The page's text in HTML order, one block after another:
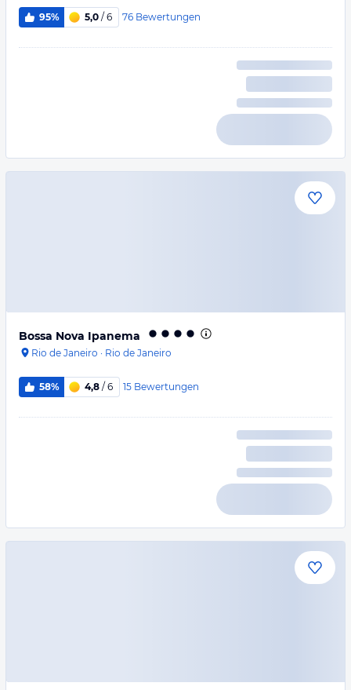
95% 5,0 / 6 76 Bewertungen
Bossa Nova Ipanema
Rio de Janeiro · Rio de Janeiro
58% 4,8 / 6 15 Bewertungen